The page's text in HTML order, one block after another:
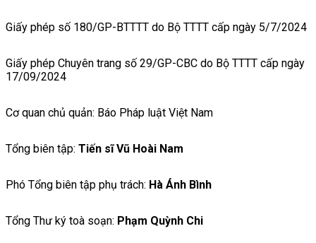
Giấy phép số 180/GP-BTTTT do Bộ TTTT cấp ngày 5/7/2024
Giấy phép Chuyên trang số 29/GP-CBC do Bộ TTTT cấp ngày
17/09/2024
Cơ quan chủ quản: Báo Pháp luật Việt Nam
Tổng biên tập: Tiến sĩ Vũ Hoài Nam
Phó Tổng biên tập phụ trách: Hà Ánh Bình
Tổng Thư ký toà soạn: Phạm Quỳnh Chi